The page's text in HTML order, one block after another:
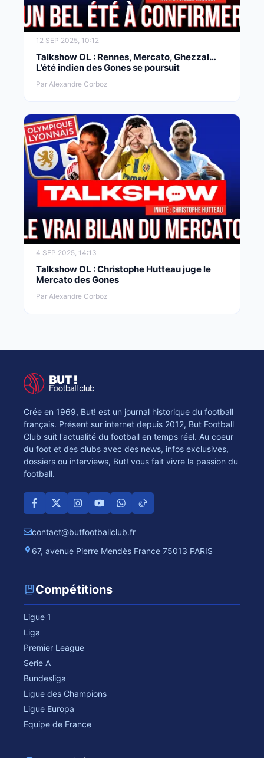
12 SEP 2025, 10:12
Talkshow OL : Rennes, Mercato, Ghezzal…
L’été indien des Gones se poursuit
Par Alexandre Corboz
4 SEP 2025, 14:13
Talkshow OL : Christophe Hutteau juge le
Mercato des Gones
Par Alexandre Corboz
Crée en 1969, But! est un journal historique du football
français. Présent sur internet depuis 2012, But Football
Club suit l'actualité du football en temps réel. Au coeur
du foot et des clubs avec des news, infos exclusives,
dossiers ou interviews, But! vous fait vivre la passion du
football.
contact@butfootballclub.fr
67, avenue Pierre Mendès France 75013 PARIS
Compétitions
Ligue 1
Liga
Premier League
Serie A
Bundesliga
Ligue des Champions
Ligue Europa
Equipe de France